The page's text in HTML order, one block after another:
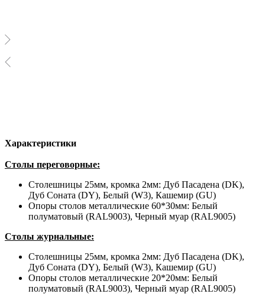
Характеристики
Столы переговорные:
Столешницы 25мм, кромка 2мм: Дуб Пасадена (DK),
Дуб Соната (DY), Белый (W3), Кашемир (GU)
Опоры столов металлические 60*30мм: Белый
полуматовый (RAL9003), Черный муар (RAL9005)
Столы журнальные:
Столешницы 25мм, кромка 2мм: Дуб Пасадена (DK),
Дуб Соната (DY), Белый (W3), Кашемир (GU)
Опоры столов металлические 20*20мм: Белый
полуматовый (RAL9003), Черный муар (RAL9005)